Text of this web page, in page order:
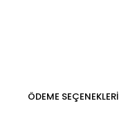
ÖDEME SEÇENEKLERI